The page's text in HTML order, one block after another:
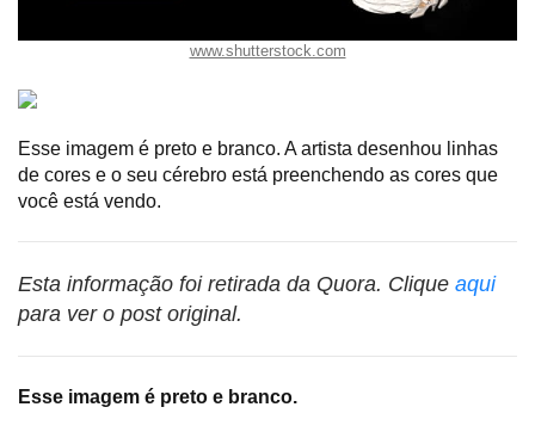
www.shutterstock.com
Esse imagem é preto e branco. A artista desenhou linhas
de cores e o seu cérebro está preenchendo as cores que
você está vendo.
Esta informação foi retirada da Quora. Clique aqui
para ver o post original.
Esse imagem é preto e branco.